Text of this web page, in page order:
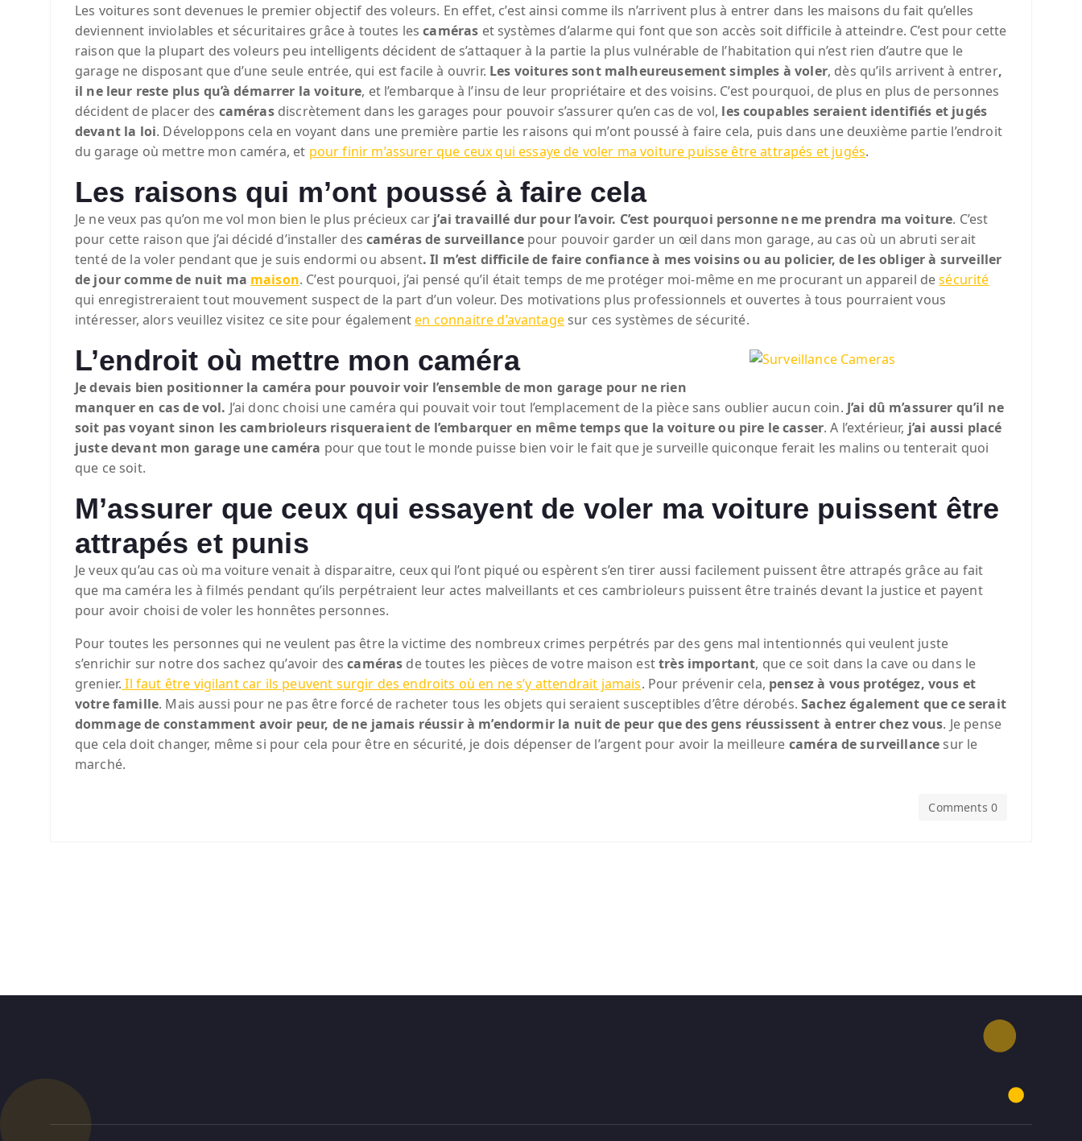
Les voitures sont devenues le premier objectif des voleurs. En effet, c’est ainsi comme ils n’arrivent plus à entrer dans les maisons du fait qu’elles
deviennent inviolables et sécuritaires grâce à toutes lescaméras et systèmes d’alarme qui font que son accès soit difficile à atteindre. C’est pour cette
raison que la plupart des voleurs peu intelligents décident de s’attaquer à la partie la plus vulnérable de l’habitation qui n’est rien d’autre que le
garage ne disposant que d’une seule entrée, qui est facile à ouvrir. Les voitures sont malheureusement simples à voler, dès qu’ils arrivent à entrer,
il ne leur reste plus qu’à démarrer la voiture, et l’embarque à l’insu de leur propriétaire et des voisins. C’est pourquoi, de plus en plus de personnes
décident de placer des camérasdiscrètement dans les garages pour pouvoir s’assurer qu’en cas de vol, les coupables seraient identifiés et jugés
devant la loi. Développons cela en voyant dans une première partie les raisons qui m’ont poussé à faire cela, puis dans une deuxième partie l’endroit
du garage où mettre mon caméra, et pour finir m’assurer que ceux qui essaye de voler ma voiture puisse être attrapés et jugés.
Les raisons qui m’ont poussé à faire cela
Je ne veux pas qu’on me vol mon bien le plus précieux car j’ai travaillé dur pour l’avoir. C’est pourquoi personne ne me prendra ma voiture. C’est
pour cette raison que j’ai décidé d’installer descaméras de surveillancepour pouvoir garder un œil dans mon garage, au cas où un abruti serait
tenté de la voler pendant que je suis endormi ou absent. Il m’est difficile de faire confiance à mes voisins ou au policier, de les obliger à surveiller
de jour comme de nuit ma maison. C’est pourquoi, j’ai pensé qu’il était temps de me protéger moi-même en me procurant un appareil desécurité
qui enregistreraient tout mouvement suspect de la part d’un voleur. Des motivations plus professionnels et ouvertes à tous pourraient vous
intéresser, alors veuillez visitez ce site pour égalementen connaitre d’avantagesur ces systèmes de sécurité.
L’endroit où mettre mon caméra
Je devais bien positionner la caméra pour pouvoir voir l’ensemble de mon garage pour ne rien
manquer en cas de vol. J’ai donc choisi une caméra qui pouvait voir tout l’emplacement de la pièce sans oublier aucun coin. J’ai dû m’assurer qu’il ne
soit pas voyant sinon les cambrioleurs risqueraient de l’embarquer en même temps que la voiture ou pire le casser. A l’extérieur, j’ai aussi placé
juste devant mon garage une caméra pour que tout le monde puisse bien voir le fait que je surveille quiconque ferait les malins ou tenterait quoi
que ce soit.
M’assurer que ceux qui essayent de voler ma voiture puissent être
attrapés et punis
Je veux qu’au cas où ma voiture venait à disparaitre, ceux qui l’ont piqué ou espèrent s’en tirer aussi facilement puissent être attrapés grâce au fait
que ma caméra les à filmés pendant qu’ils perpétraient leur actes malveillants et ces cambrioleurs puissent être trainés devant la justice et payent
pour avoir choisi de voler les honnêtes personnes.
Pour toutes les personnes qui ne veulent pas être la victime des nombreux crimes perpétrés par des gens mal intentionnés qui veulent juste
s’enrichir sur notre dos sachez qu’avoir descaméras de toutes les pièces de votre maison esttrès important, que ce soit dans la cave ou dans le
grenier. Il faut être vigilant car ils peuvent surgir des endroits où en ne s’y attendrait jamais. Pour prévenir cela, pensez à vous protégez, vous et
votre famille. Mais aussi pour ne pas être forcé de racheter tous les objets qui seraient susceptibles d’être dérobés.Sachez également que ce serait
dommage de constamment avoir peur, de ne jamais réussir à m’endormir la nuit de peur que des gens réussissent à entrer chez vous. Je pense
que cela doit changer, même si pour cela pour être en sécurité, je dois dépenser de l’argent pour avoir la meilleure caméra de surveillance sur le
marché.
Comments 0